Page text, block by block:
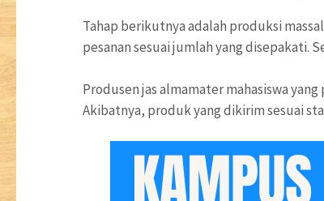
Tahap berikutnya adalah produksi
pesanan sesuai jumlah yang disepakati.
Produsen jas almamater mahasiswa
Akibatnya, produk yang dikirim sesuai